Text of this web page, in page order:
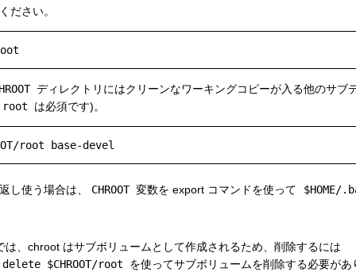
ださい。
ディレクトリにはクリーンなワーキングコピーが入る他のサブ
root
は必須です)。
し使う場合は、 CHROOT 変数を export コマンドを使って $HOME/
、chroot はサブボリュームとして作成されるため、削除するには
$CHROOT/root
を使ってサブボリュームを削除する必要があ